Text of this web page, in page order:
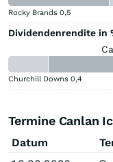
Rocky Brands 0,5
Dividendenrendite in
Churchill Downs 0,4
Termine Canlan
Datum